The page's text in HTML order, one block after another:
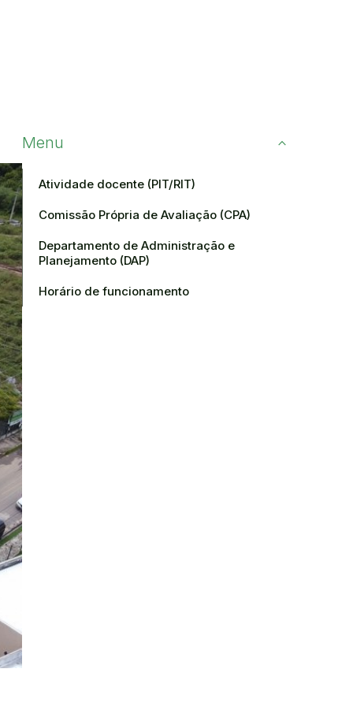
Menu
Atividade docente (PIT/RIT)
Comissão Própria de Avaliação (CPA)
Departamento de Administração e
Planejamento (DAP)
Horário de funcionamento